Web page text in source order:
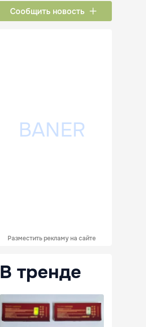
Сообщить новость
Разместить рекламу на сайте
В тренде